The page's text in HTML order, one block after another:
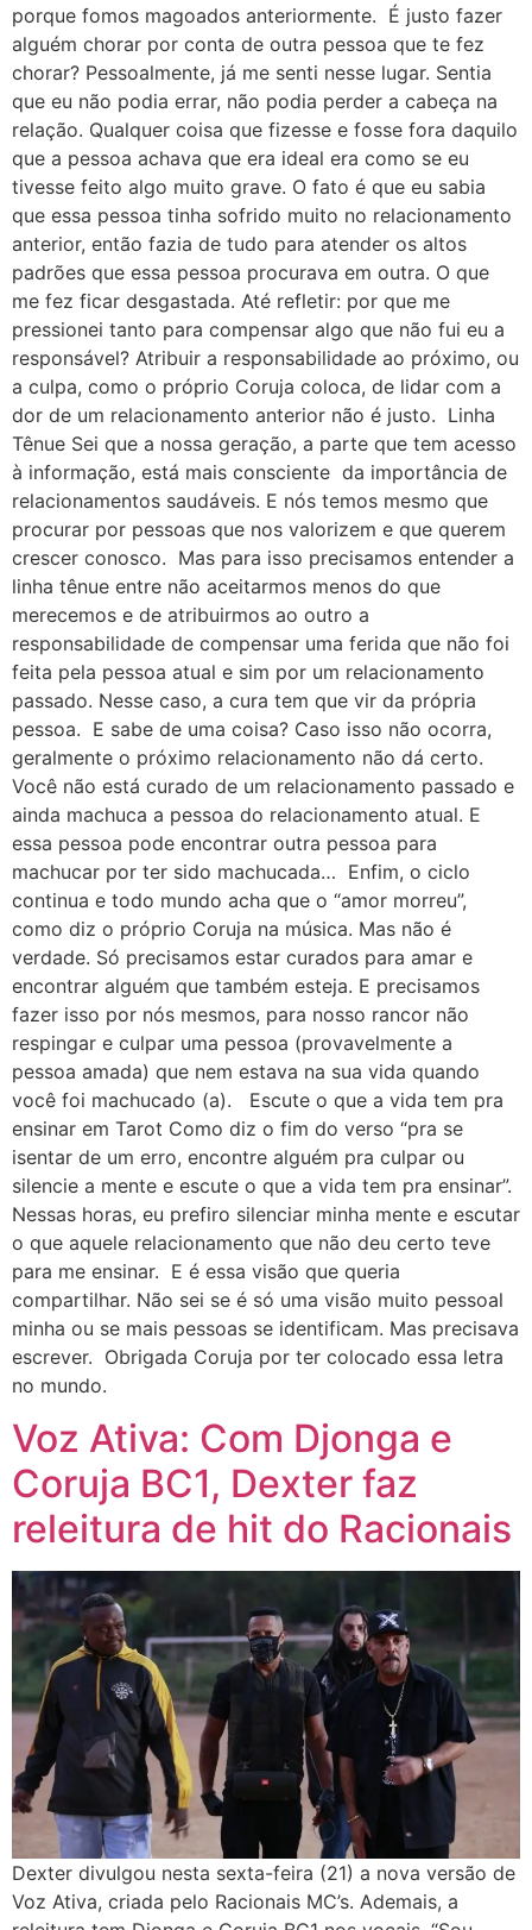
porque fomos magoados anteriormente. É justo fazer
alguém chorar por conta de outra pessoa que te fez
chorar? Pessoalmente, já me senti nesse lugar. Sentia
que eu não podia errar, não podia perder a cabeça na
relação. Qualquer coisa que fizesse e fosse fora daquilo
que a pessoa achava que era ideal era como se eu
tivesse feito algo muito grave. O fato é que eu sabia
que essa pessoa tinha sofrido muito no relacionamento
anterior, então fazia de tudo para atender os altos
padrões que essa pessoa procurava em outra. O que
me fez ficar desgastada. Até refletir: por que me
pressionei tanto para compensar algo que não fui eu a
responsável? Atribuir a responsabilidade ao próximo, ou
a culpa, como o próprio Coruja coloca, de lidar com a
dor de um relacionamento anterior não é justo. Linha
Tênue Sei que a nossa geração, a parte que tem acesso
à informação, está mais consciente da importância de
relacionamentos saudáveis. E nós temos mesmo que
procurar por pessoas que nos valorizem e que querem
crescer conosco. Mas para isso precisamos entender a
linha tênue entre não aceitarmos menos do que
merecemos e de atribuirmos ao outro a
responsabilidade de compensar uma ferida que não foi
feita pela pessoa atual e sim por um relacionamento
passado. Nesse caso, a cura tem que vir da própria
pessoa. E sabe de uma coisa? Caso isso não ocorra,
geralmente o próximo relacionamento não dá certo.
Você não está curado de um relacionamento passado e
ainda machuca a pessoa do relacionamento atual. E
essa pessoa pode encontrar outra pessoa para
machucar por ter sido machucada… Enfim, o ciclo
continua e todo mundo acha que o “amor morreu”,
como diz o próprio Coruja na música. Mas não é
verdade. Só precisamos estar curados para amar e
encontrar alguém que também esteja. E precisamos
fazer isso por nós mesmos, para nosso rancor não
respingar e culpar uma pessoa (provavelmente a
pessoa amada) que nem estava na sua vida quando
você foi machucado (a). Escute o que a vida tem pra
ensinar em Tarot Como diz o fim do verso “pra se
isentar de um erro, encontre alguém pra culpar ou
silencie a mente e escute o que a vida tem pra ensinar”.
Nessas horas, eu prefiro silenciar minha mente e escutar
o que aquele relacionamento que não deu certo teve
para me ensinar. E é essa visão que queria
compartilhar. Não sei se é só uma visão muito pessoal
minha ou se mais pessoas se identificam. Mas precisava
escrever. Obrigada Coruja por ter colocado essa letra
no mundo.
Voz Ativa: Com Djonga e
Coruja BC1, Dexter faz
releitura de hit do Racionais
Dexter divulgou nesta sexta-feira (21) a nova versão de
Voz Ativa, criada pelo Racionais MC’s. Ademais, a